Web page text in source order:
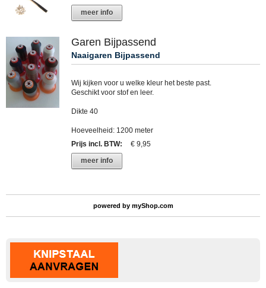
meer info
Garen Bijpassend
Naaigaren Bijpassend
Wij kijken voor u welke kleur het beste past.
Geschikt voor stof en leer.
Dikte 40
Hoeveelheid: 1200 meter
Prijs incl. BTW:
€ 9,95
meer info
powered by myShop.com